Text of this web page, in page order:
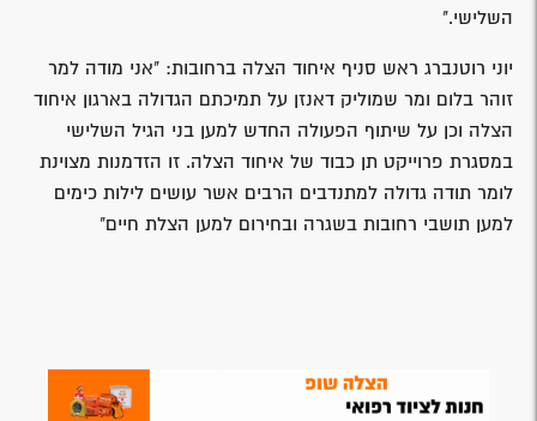
השלישי."
יוני רוטנברג ראש סניף איחוד הצלה ברחובות: "אני מודה למר
זוהר בלום ומר שמוליק דאנזן על תמיכתם הגדולה בארגון איחוד
הצלה וכן על שיתוף הפעולה החדש למען בני הגיל השלישי
במסגרת פרוייקט תן כבוד של איחוד הצלה. זו הזדמנות מצוינת
לומר תודה גדולה למתנדבים הרבים אשר עושים לילות כימים
למען תושבי רחובות בשגרה ובחירום למען הצלת חיים"